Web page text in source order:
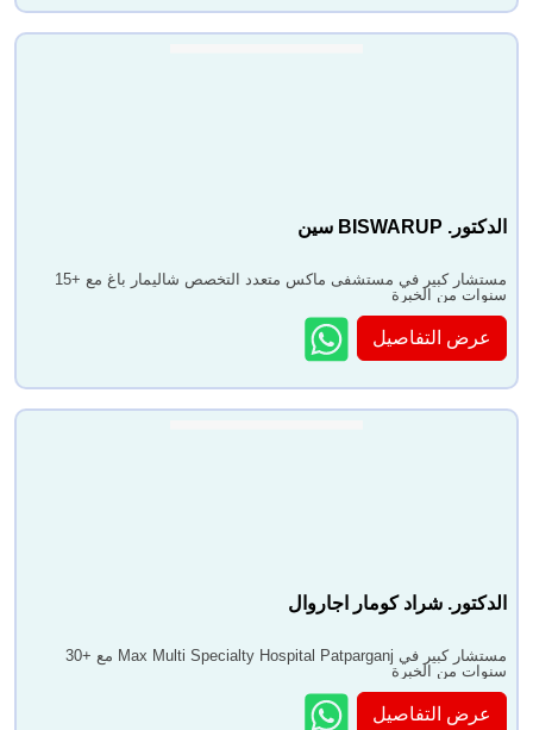
الدكتور. BISWARUP سين
مستشار كبير في مستشفى ماكس متعدد التخصص شاليمار باغ مع +15
سنوات من الخبرة
عرض التفاصيل
الدكتور. شراد كومار اجاروال
مستشار كبير في Max Multi Specialty Hospital Patparganj مع +30
سنوات من الخبرة
عرض التفاصيل